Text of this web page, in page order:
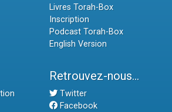
Livres Torah-Box
Inscription
Podcast Torah-Box
English Version
Retrouvez-nous...
Twitter
Facebook